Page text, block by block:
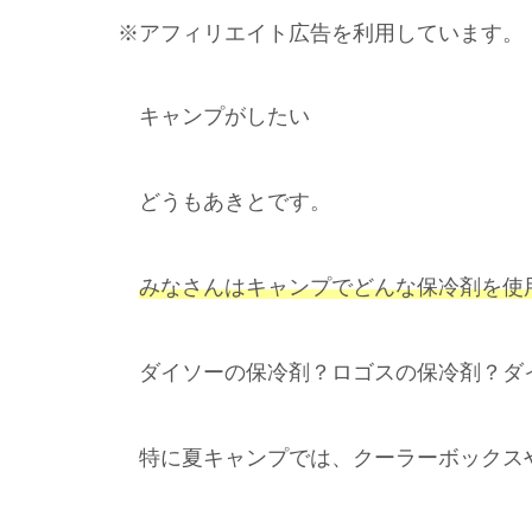
※アフィリエイト広告を利用しています。
キャンプがしたい
どうもあきとです。
みなさんはキャンプでどんな保冷剤を使
ダイソーの保冷剤？ロゴスの保冷剤？ダ
特に夏キャンプでは、クーラーボック